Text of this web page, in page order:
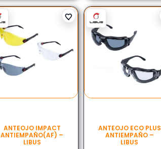
ANTEOJO IMPACT
ANTIEMPAÑO(AF) –
LIBUS
ANTEOJO ECO PLUS
ANTIEMPAÑO –
LIBUS